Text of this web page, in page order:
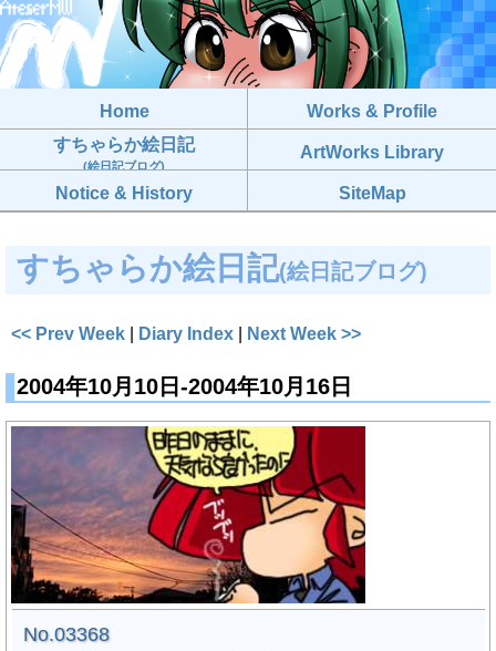
Home
Works & Profile
すちゃらか絵日記
(絵日記ブログ)
ArtWorks Library
Notice & History SiteMap
すちゃらか絵日記(絵日記ブログ)
<< Prev Week | Diary Index | Next Week >>
2004年10月10日-2004年10月16日
No.03368